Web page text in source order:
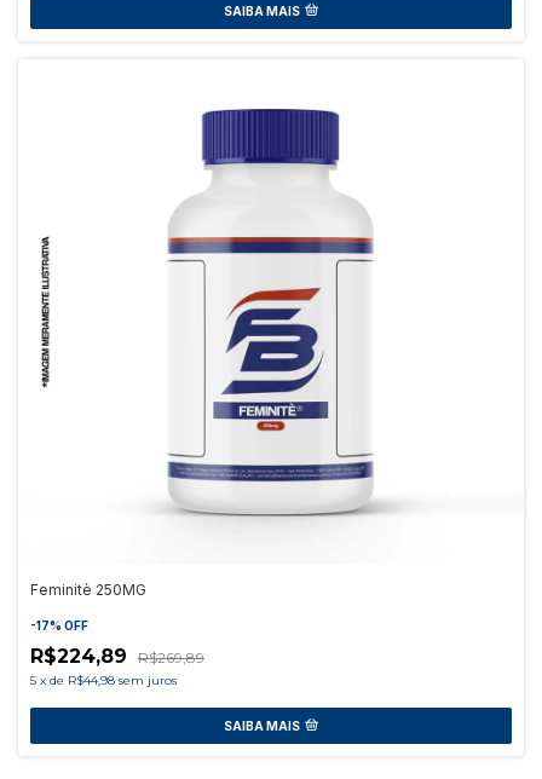
SAIBA MAIS
Feminitè 250MG
-17% OFF
R$224,89 R$269,89
5 x de R$44,98 sem juros
SAIBA MAIS